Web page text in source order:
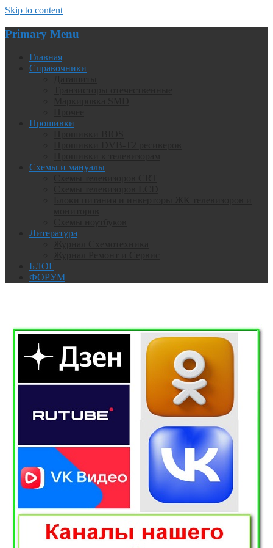
Skip to content
Primary Menu
Главная
Справочники
Прошивки
Схемы и мануалы
Литература
БЛОГ
ФОРУМ